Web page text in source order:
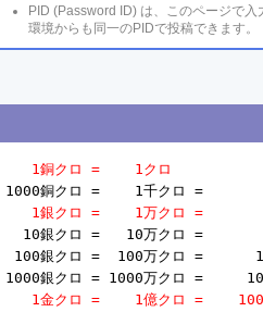
PID (Password ID) は、このページで
環境からも同一のPIDで投稿できます。
1銅クロ =    1クロ
1000銅クロ =    1千クロ =
1銀クロ =    1万クロ =
10銀クロ =   10万クロ =
100銀クロ =  100万クロ =
1000銀クロ = 1000万クロ =
1金クロ =    1億クロ =